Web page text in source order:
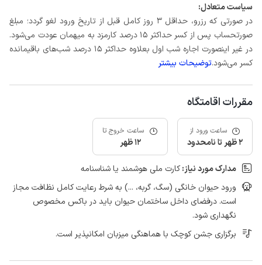
سیاست متعادل:
در صورتی که رزرو، حداقل 3 روز کامل قبل از تاریخ ورود لغو گردد؛ مبلغ
صورتحساب پس از کسر حداکثر 15 درصد کارمزد به میهمان عودت می‌شود.
در غیر اینصورت اجاره شب اول بعلاوه حداکثر 15 درصد شب‌های باقیمانده
کسر می‌شود.توضیحات بیشتر
مقررات اقامتگاه
ساعت ورود از
2 ظهر تا نامحدود
ساعت خروج تا
12 ظهر
مدارک مورد نیاز:کارت ملی هوشمند یا شناسنامه
ورود حیوان خانگی (سگ، گربه، ...) به شرط رعایت کامل نظافت مجاز
است. درفضای داخل ساختمان حیوان باید در باکس مخصوص
نگهداری شود.
برگزاری جشن کوچک با هماهنگی میزبان امکانپذیر است.